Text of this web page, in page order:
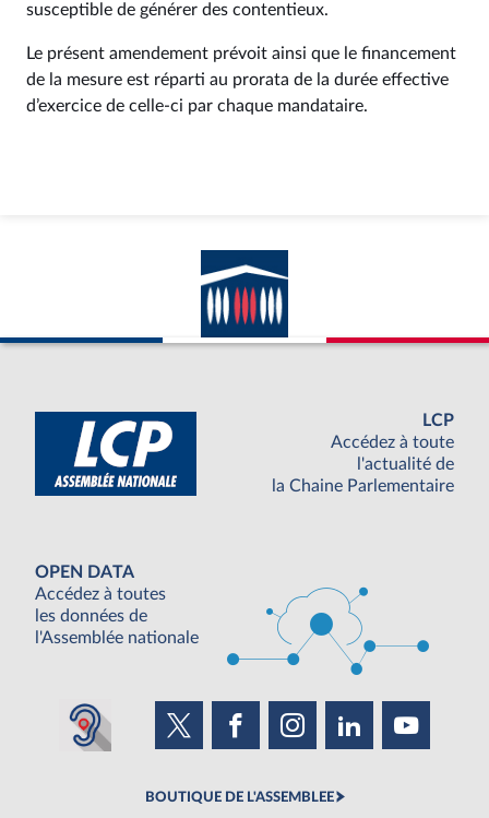
susceptible de générer des contentieux.
Le présent amendement prévoit ainsi que le financement
de la mesure est réparti au prorata de la durée effective
d’exercice de celle-ci par chaque mandataire.
LCP
Accédez à toute
l'actualité de
la Chaine Parlementaire
OPEN DATA
Accédez à toutes
les données de
l'Assemblée nationale
BOUTIQUE DE L'ASSEMBLEE